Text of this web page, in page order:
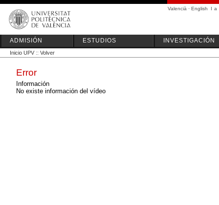
Valencià · English I a
ADMISIÓN ESTUDIOS INVESTIGACIÓN
Inicio UPV :: Volver
Error
Información
No existe información del vídeo